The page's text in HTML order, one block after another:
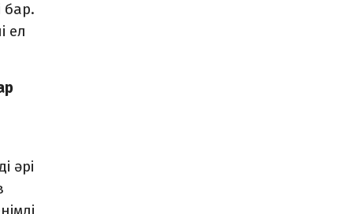
бар.
ел
әрі